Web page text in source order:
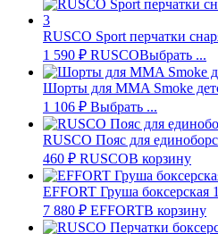
RUSCO Sport перчатки
1 590 ₽ RUSCOВыбрать ...
Шорты для MMA Smoke
1 106 ₽ Выбрать ...
RUSCO Пояс для
460 ₽ RUSCOВ корзину
EFFORT Груша боксерская
7 880 ₽ EFFORTВ корзину